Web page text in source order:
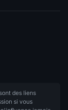
des liens
si vous